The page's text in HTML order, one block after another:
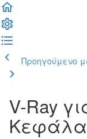
Προηγούμενο
V-Ray